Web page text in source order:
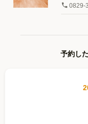
0829-
予約し